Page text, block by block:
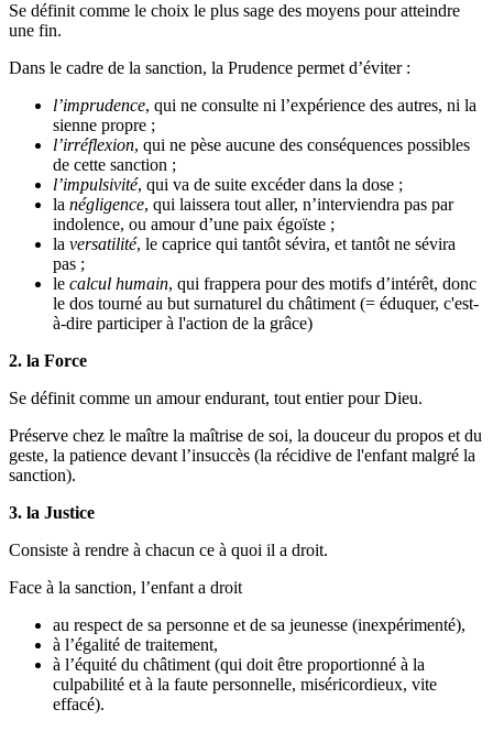
Se définit comme le choix le plus sage des moyens pour atteindre
une fin.
Dans le cadre de la sanction, la Prudence permet d’éviter :
l’imprudence, qui ne consulte ni l’expérience des autres, ni la
sienne propre ;
l’irréflexion, qui ne pèse aucune des conséquences possibles
de cette sanction ;
l’impulsivité, qui va de suite excéder dans la dose ;
la négligence, qui laissera tout aller, n’interviendra pas par
indolence, ou amour d’une paix égoïste ;
la versatilité, le caprice qui tantôt sévira, et tantôt ne sévira
pas ;
le calcul humain, qui frappera pour des motifs d’intérêt, donc
le dos tourné au but surnaturel du châtiment (= éduquer, c'est-
à-dire participer à l'action de la grâce)
2. la Force
Se définit comme un amour endurant, tout entier pour Dieu.
Préserve chez le maître la maîtrise de soi, la douceur du propos et du
geste, la patience devant l’insuccès (la récidive de l'enfant malgré la
sanction).
3. la Justice
Consiste à rendre à chacun ce à quoi il a droit.
Face à la sanction, l’enfant a droit
au respect de sa personne et de sa jeunesse (inexpérimenté),
à l’égalité de traitement,
à l’équité du châtiment (qui doit être proportionné à la
culpabilité et à la faute personnelle, miséricordieux, vite
effacé).